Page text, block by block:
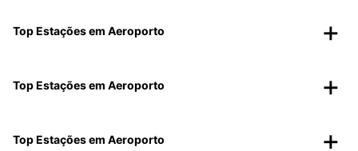
Top Estações em Aeroporto
Top Estações em Aeroporto
Top Estações em Aeroporto